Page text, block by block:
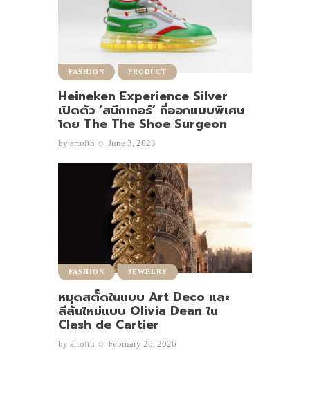
FASHION PRODUCT
Heineken Experience Silver
เปิดตัว ‘สนีกเกอร์’ ที่ออกแบบพิเศษ
โดย The The Shoe Surgeon
by artofth June 3, 2023
FASHION JEWELRY
หมุดสตั๊ดในแบบ Art Deco และ
สีสันใหม่แบบ Olivia Dean ใน
Clash de Cartier
by artofth February 26, 2026